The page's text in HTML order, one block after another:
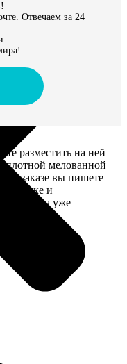
Отвечаем за 24
разместить на ней
плотной мелованной
заказе вы пишете
и
(доставка уже